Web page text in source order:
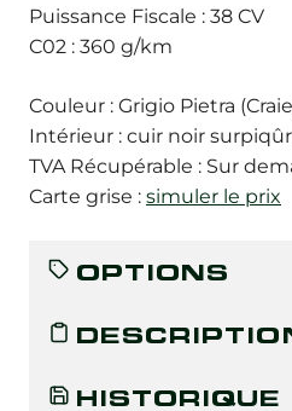
Puissance Fiscale : 38 CV
C02 : 360 g/km
Couleur : Grigio Pietra
Intérieur : cuir noir
TVA Récupérable : Sur
Carte grise : simuler le prix
OPTIONS
HISTORIQUE